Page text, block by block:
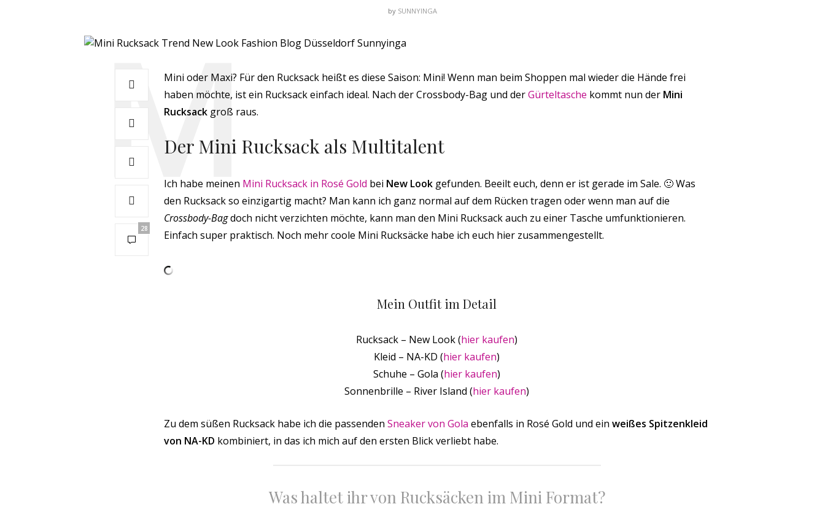
by SUNNYINGA
28
Mini oder Maxi? Für den Rucksack heißt es diese Saison: Mini! Wenn man beim Shoppen mal wieder die Hände frei
haben möchte, ist ein Rucksack einfach ideal. Nach der Crossbody-Bag und derGürteltasche kommt nun der Mini
Rucksack groß raus.
Der Mini Rucksack als Multitalent
Ich habe meinen Mini Rucksack in Rosé Gold bei New Look gefunden. Beeilt euch, denn er ist gerade im Sale. 🙂 Was
den Rucksack so einzigartig macht? Man kann ich ganz normal auf dem Rücken tragen oder wenn man auf die
Crossbody-Bagdoch nicht verzichten möchte, kann man den Mini Rucksack auch zu einer Tasche umfunktionieren.
Einfach super praktisch. Noch mehr coole Mini Rucksäcke habe ich euch hier zusammengestellt.
Mein Outfit im Detail
Rucksack – New Look (hier kaufen)
Kleid – NA-KD (hier kaufen)
Schuhe – Gola (hier kaufen)
Sonnenbrille – River Island (hier kaufen)
Zu dem süßen Rucksack habe ich die passenden Sneaker von Gola ebenfalls in Rosé Gold und ein weißes Spitzenkleid
von NA-KD kombiniert, in das ich mich auf den ersten Blick verliebt habe.
Was haltet ihr von Rucksäcken im Mini Format?